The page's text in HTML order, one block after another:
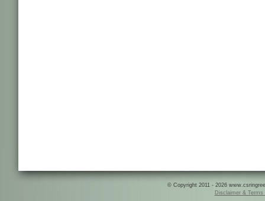
© Copyright 2011 - 2026
Disclaimer & Terms